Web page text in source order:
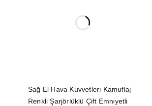
Sağ El Hava Kuvvetleri Kamuflaj
Renkli Şarjörlüklü Çift Emniyetli